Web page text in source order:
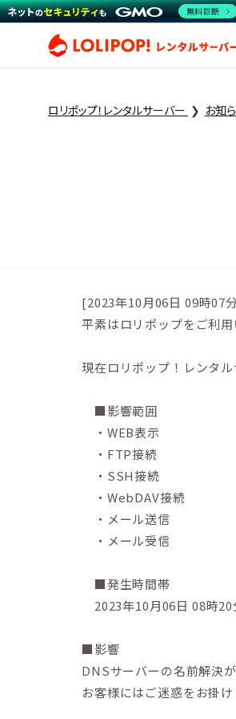
ロリポップ！レンタルサーバー お知
[2023年10月06日 09時07
平素はロリポップをご利
現在ロリポップ！レンタ
■影響範囲
・WEB表示
・FTP接続
・SSH接続
・WebDAV接続
・メール送信
・メール受信
■発生時間帯
2023年10月06日 08時20
■影響
DNSサーバーの名前解決
お客様にはご迷惑をお掛
無料診断